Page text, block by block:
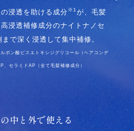
浸透を助ける成分※1 が、毛髪
浸透補修成分のナイトナノセ
で深く浸透して集中補修。
ボン酸ビスエトキシジグリコール（ヘアコンデ
セラミドAP（全て毛髪補修成分）​
中と外で使える